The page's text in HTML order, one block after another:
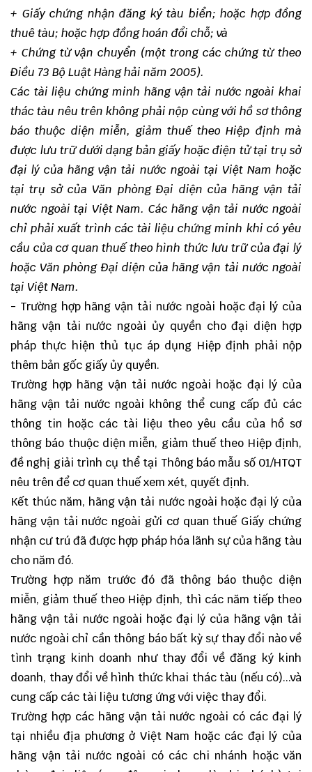
+ Giấy chứng nhận đăng ký tàu biển; hoặc hợp đồng
thuê tàu; hoặc hợp đồng hoán đổi chỗ; và
+ Chứng từ vận chuyển (một trong các chứng từ theo
Điều 73 Bộ Luật Hàng hải năm 2005).
Các tài liệu chứng minh hãng vận tải nước ngoài khai
thác tàu nêu trên không phải nộp cùng với hồ sơ thông
báo thuộc diện miễn, giảm thuế theo Hiệp định mà
được lưu trữ dưới dạng bản giấy hoặc điện tử tại trụ sở
đại lý của hãng vận tải nước ngoài tại Việt Nam hoặc
tại trụ sở của Văn phòng Đại diện của hãng vận tải
nước ngoài tại Việt Nam. Các hãng vận tải nước ngoài
chỉ phải xuất trình các tài liệu chứng minh khi có yêu
cầu của cơ quan thuế theo hình thức lưu trữ của đại lý
hoặc Văn phòng Đại diện của hãng vận tải nước ngoài
tại Việt Nam.
- Trường hợp hãng vận tải nước ngoài hoặc đại lý của
hãng vận tải nước ngoài ủy quyền cho đại diện hợp
pháp thực hiện thủ tục áp dụng Hiệp định phải nộp
thêm bản gốc giấy ủy quyền.
Trường hợp hãng vận tải nước ngoài hoặc đại lý của
hãng vận tải nước ngoài không thể cung cấp đủ các
thông tin hoặc các tài liệu theo yêu cầu của hồ sơ
thông báo thuộc diện miễn, giảm thuế theo Hiệp định,
đề nghị giải trình cụ thể tại Thông báo mẫu số 01/HTQT
nêu trên để cơ quan thuế xem xét, quyết định.
Kết thúc năm, hãng vận tải nước ngoài hoặc đại lý của
hãng vận tải nước ngoài gửi cơ quan thuế Giấy chứng
nhận cư trú đã được hợp pháp hóa lãnh sự của hãng tàu
cho năm đó.
Trường hợp năm trước đó đã thông báo thuộc diện
miễn, giảm thuế theo Hiệp định, thì các năm tiếp theo
hãng vận tải nước ngoài hoặc đại lý của hãng vận tải
nước ngoài chỉ cần thông báo bất kỳ sự thay đổi nào về
tình trạng kinh doanh như thay đổi về đăng ký kinh
doanh, thay đổi về hình thức khai thác tàu (nếu có)...và
cung cấp các tài liệu tương ứng với việc thay đổi.
Trường hợp các hãng vận tải nước ngoài có các đại lý
tại nhiều địa phương ở Việt Nam hoặc các đại lý của
hãng vận tải nước ngoài có các chi nhánh hoặc văn